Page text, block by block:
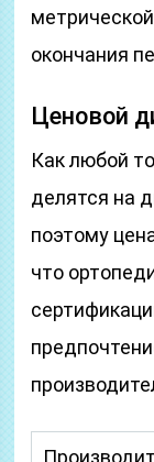
окончания
Ценовой
Как любой
делятся на
поэтому
что